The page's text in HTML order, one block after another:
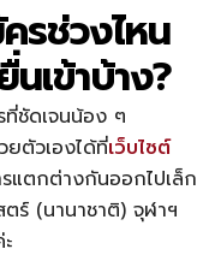
รช่วงไหน
นเข้าบ้าง?
ชัดเจนน้อง ๆ
ยตัวเองได้ที่เว็บไซต์
แตกต่างกันออกไปเล็ก
ร์ (นานาชาติ) จุฬาฯ